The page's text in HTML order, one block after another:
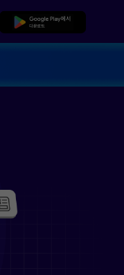
무료로 다운로드